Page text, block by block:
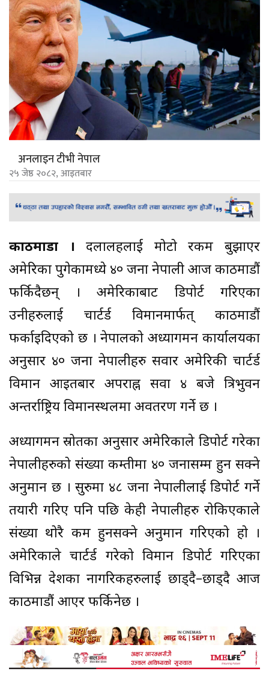
अनलाइन टीभी नेपाल
२५ जेष्ठ २०८२, आइतबार
काठमाडौं । दलालहरूलाई मोटो रकम बुझाएर
अमेरिका पुगेकामध्ये ४० जना नेपाली आज काठमाडौं
फर्किदैछन् । अमेरिकाबाट डिपोर्ट गरिएका
उनीहरुलाई चार्टर्ड विमानमार्फत् काठमाडौं
फर्काइदिएको छ । नेपालको अध्यागमन कार्यालयका
अनुसार ४० जना नेपालीहरु सवार अमेरिकी चार्टर्ड
विमान आइतबार अपराह्न सवा ४ बजे त्रिभुवन
अन्तर्राष्ट्रिय विमानस्थलमा अवतरण गर्ने छ ।
अध्यागमन स्रोतका अनुसार अमेरिकाले डिपोर्ट गरेका
नेपालीहरुको संख्या कम्तीमा ४० जनासम्म हुन सक्ने
अनुमान छ । सुरुमा ४८ जना नेपालीलाई डिपोर्ट गर्ने
तयारी गरिए पनि पछि केही नेपालीहरु रोकिएकाले
संख्या थोरै कम हुनसक्ने अनुमान गरिएको हो ।
अमेरिकाले चार्टर्ड गरेको विमान डिपोर्ट गरिएका
विभिन्न देशका नागरिकहरुलाई छाड्दै–छाड्दै आज
काठमाडौं आएर फर्किनेछ ।